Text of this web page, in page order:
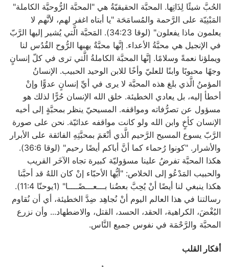
الحُبَّ شيئًا لِذَاتِها. المحبَّة الحقيقيّةُ هي "المحبَّة الرُّوحيَّة الكاملة"
المَبْنِيّة على الرَّحمة والمُسامَحَة "يا أبتاه اغفر لهم، لأنَّهم لا
يعلمون ماذا يفعلون" (لوقا 34:23). المَحبَّة الَّتي يُشير إليها الرَّبّ
في الإنجيل هي محبَّةُ الأعداء. إنَّها محبَّةٌ يهبها الرُّوح القُدُس لنا
ويملؤنا نعمةً وسلامًا. إنَّها المحبَّة الكاملةُ الَّتي ترى في كلّ إنسانٍ
وجهًا محبوبًا وابنًا للعليّ وأخًا للابن الوحيد الحبيب. الإنسانُ
المؤمنُ الَّذي بلغ هذه المحبَّة لا يرى في أيِّ إنسانٍ عدوًّا وإنْ
أخطأ إليه، بل يعادي الخطيئة. خلق الله الإنسان حُرًّا لذلك هو
مسؤول عن تصرُّفاته ومواقفه. المسيحيّ ينظر بمحبَّةٍ إلى أخيه
الإنسان كأخٍ وابن الله ولو كانت مواقفه عدائيّة. نحن على صورة
الرَّبّ يسوع المسيح الرَّحيم الَّذي أنْعَمَ بمحبَّتِهِ الفائقة على الأبرار
والأشرار. "كونوا رُحماء كما أنَّ أباكم أيضًا رحيم" (لوقا 36:6).
هكذا المحبَّة تفرضُ علينا مسؤوليّة كبيرة تجاه الآخَر القريب
والحبيب المَدْعُو إلى الخلاص: "أيُّها الأحبّاء إنْ كان اللهُ قد أحبَّنا
هكذا ينبغي لنا أيضًا أنْ يُحِبَّ بعضُنا بـــعـــضًــــا" (1يوحنّا 11:4).
رسالتنا في هذا العالم اليوم أنْ نُجاهِد ضِدَّ الخطيئة، أي أن نُقاوم
البُغْضَ، الكراهية، الحقد، الحسد، القتل، والاضطهاد... وأن نزرع
المحبَّة والرَّحْمَة في نفوس جميع النَّاس.
أفكار القلب